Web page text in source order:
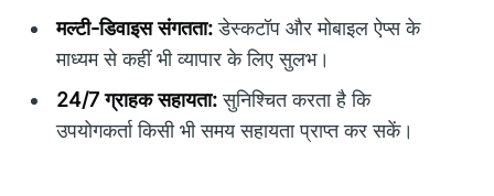
मल्टी-डिवाइस संगतता:डेस्कटॉप और मोबाइल ऐप्स के
माध्यम से कहीं भी व्यापार के लिए सुलभ।
24/7 ग्राहक सहायता:सुनिश्चित करता है कि
उपयोगकर्ता किसी भी समय सहायता प्राप्त कर सकें।